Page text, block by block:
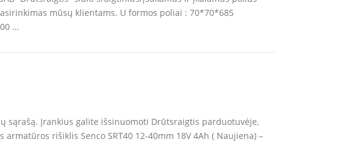
mūsų klientams. U formos poliai : 70*70*685
…
sąrašą. Įrankius galite išsinuomoti Drūtsraigtis parduotuvėje,
rišiklis Senco SRT40 12-40mm 18V 4Ah ( Naujiena) –